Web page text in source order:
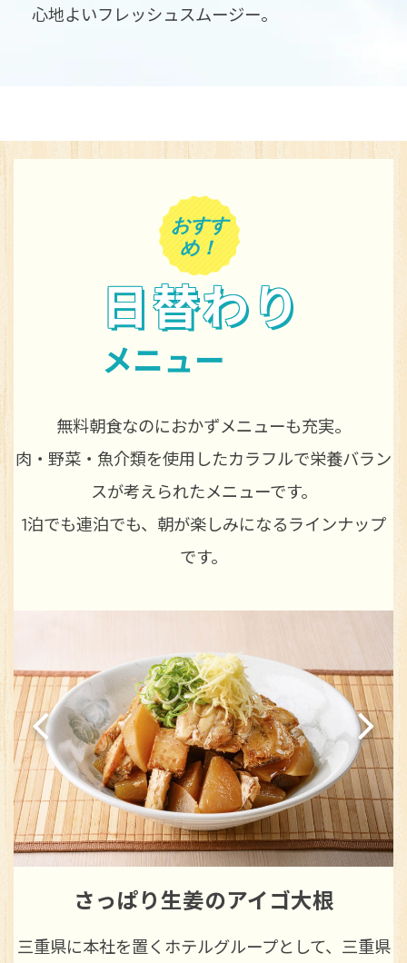
心地よいフレッシュスムージー。
おすす
め！
日替わり
メニュー
無料朝食なのにおかずメニューも充実。
肉・野菜・魚介類を使用したカラフルで栄養バラン
スが考えられたメニューです。
1泊でも連泊でも、朝が楽しみになるラインナップ
です。
だし彩ごはん
今日の気分で選べるトッピングとブイヨンスープを